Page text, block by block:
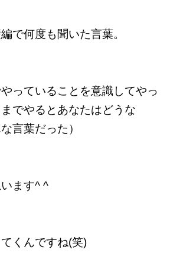
で何度も聞いた言葉。
やっていることを意識してやっ
でやるとあなたはどうな
言葉だった）
ます^ ^
くんですね(笑)